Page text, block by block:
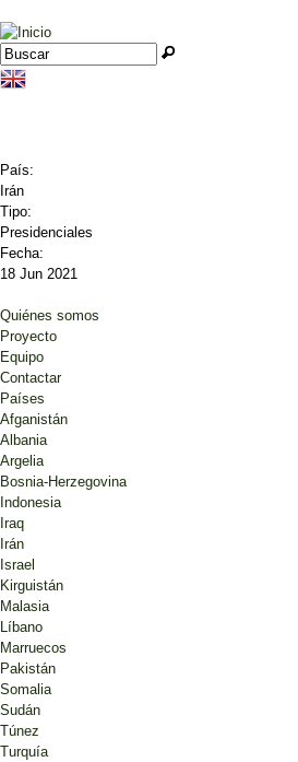
Jump to navigation
Formulario de búsqueda
Buscar
País:
Irán
Tipo:
Presidenciales
Fecha:
18 Jun 2021
Quiénes somos
Proyecto
Equipo
Contactar
Países
Afganistán
Albania
Argelia
Bosnia-Herzegovina
Indonesia
Iraq
Irán
Israel
Kirguistán
Malasia
Líbano
Marruecos
Pakistán
Somalia
Sudán
Túnez
Turquía